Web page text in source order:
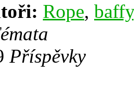
Rope, baffy
Příspěvky